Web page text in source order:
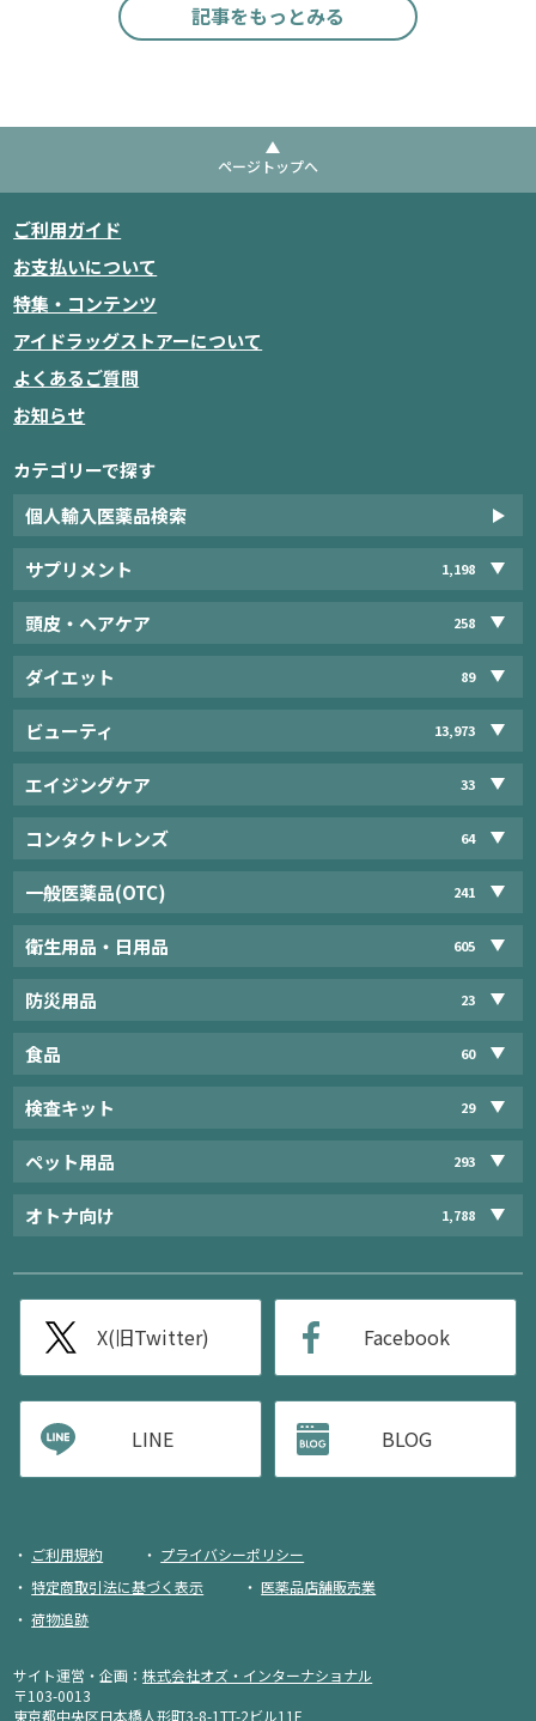
記事をもっとみる
ページトップへ
ご利用ガイド
お支払いについて
特集・コンテンツ
アイドラッグストアーについて
よくあるご質問
お知らせ
カテゴリーで探す
個人輸入医薬品検索
サプリメント 1,198
頭皮・ヘアケア 258
ダイエット 89
ビューティ 13,973
エイジングケア 33
コンタクトレンズ 64
一般医薬品(OTC) 241
衛生用品・日用品 605
防災用品 23
食品 60
検査キット 29
ペット用品 293
オトナ向け 1,788
X(旧Twitter) Facebook
LINE BLOG
ご利用規約
プライバシーポリシー
特定商取引法に基づく表示
医薬品店舗販売業
荷物追跡
サイト運営・企画：株式会社オズ・インターナショナル
〒103-0013
東京都中央区日本橋人形町3-8-1TT-2ビル11F